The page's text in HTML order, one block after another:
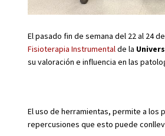
El pasado fin de semana del 22 al 24
Fisioterapia Instrumental de la
su valoración e influencia en las
El uso de herramientas, permite a
repercusiones que esto puede